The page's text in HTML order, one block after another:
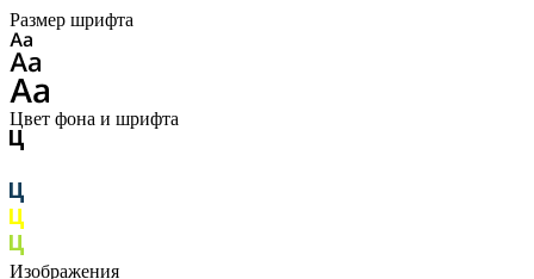
Размер шрифта
Цвет фона и шрифта
Изображения